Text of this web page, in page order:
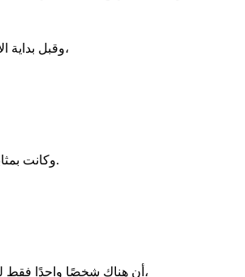
وقبل بداية الاستجواب بعشر دقائق،
وكانت بمثابة الصفعة على وجهي.
أن هناك شخصًا واحدًا فقط ليُلام على ذاك الارتباك،